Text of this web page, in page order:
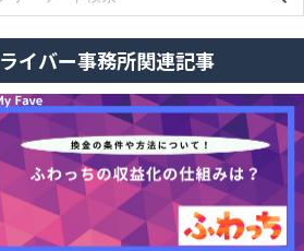
ライバー事務所関連記事